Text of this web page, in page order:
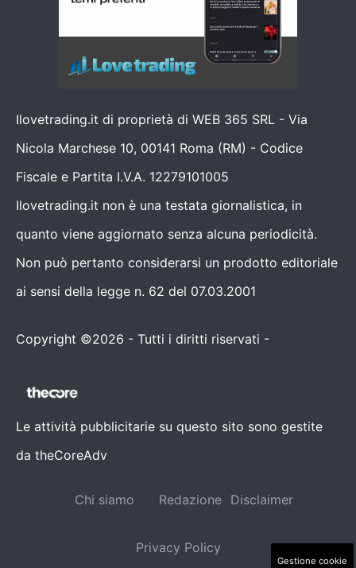
Ilovetrading.it di proprietà di WEB 365 SRL - Via
Nicola Marchese 10, 00141 Roma (RM) - Codice
Fiscale e Partita I.V.A. 12279101005
Ilovetrading.it non è una testata giornalistica, in
quanto viene aggiornato senza alcuna periodicità.
Non può pertanto considerarsi un prodotto editoriale
ai sensi della legge n. 62 del 07.03.2001
Copyright ©2026 - Tutti i diritti riservati -
Le attività pubblicitarie su questo sito sono gestite
da theCoreAdv
Chi siamo Redazione Disclaimer
Privacy Policy
Gestione cookie